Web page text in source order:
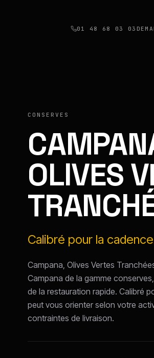
01 48 68 03 03
CONSERVES
OLIVES
Calibré pour la
Campana, Olives Vertes
Campana de la gamme
de la restauration rapide. Calibré
peut vous orienter selon votre
contraintes de livraison.